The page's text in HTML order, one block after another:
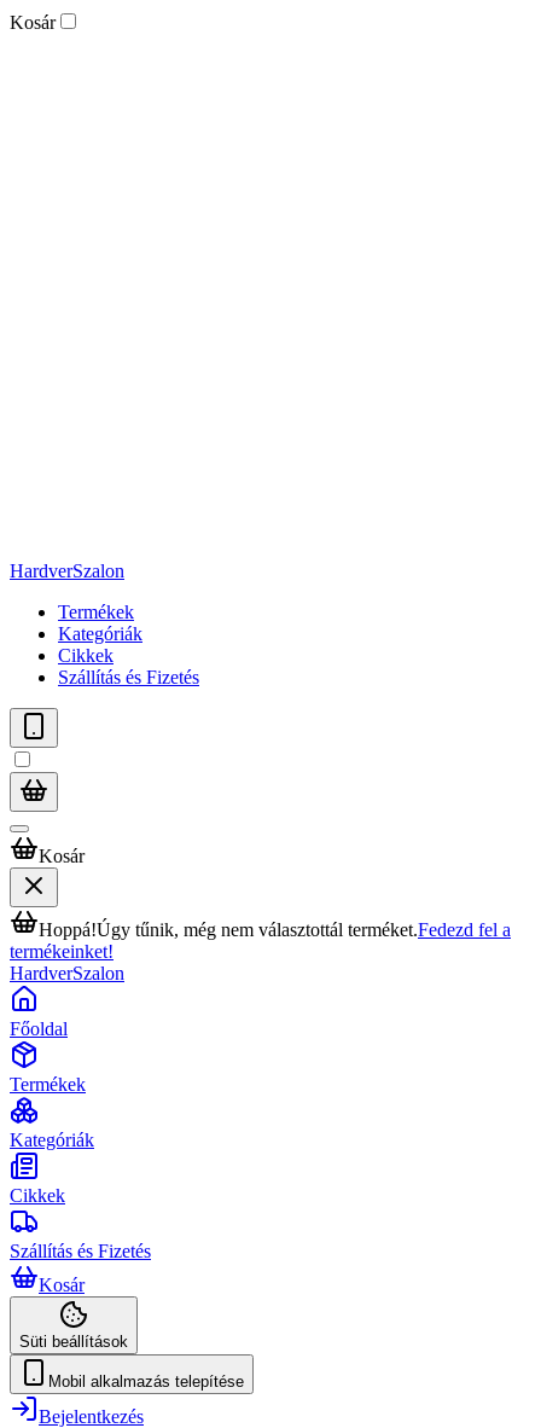
Kosár
HardverSzalon
Termékek
Kategóriák
Cikkek
Szállítás és Fizetés
Kosár
Hoppá!Úgy tűnik, még nem választottál terméket.Fedezd fel a
termékeinket!
HardverSzalon
Főoldal
Termékek
Kategóriák
Cikkek
Szállítás és Fizetés
Kosár
Süti beállítások
Mobil alkalmazás telepítése
Bejelentkezés